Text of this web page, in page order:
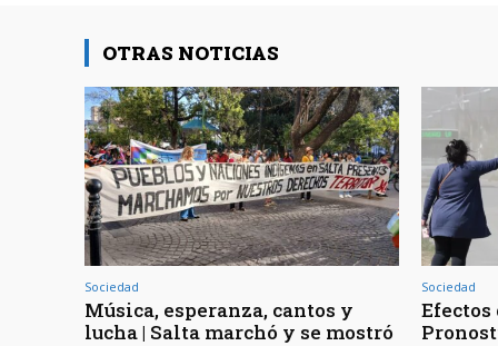
OTRAS NOTICIAS
Sociedad
Música, esperanza, cantos y
lucha | Salta marchó y se mostró
Sociedad
Efectos